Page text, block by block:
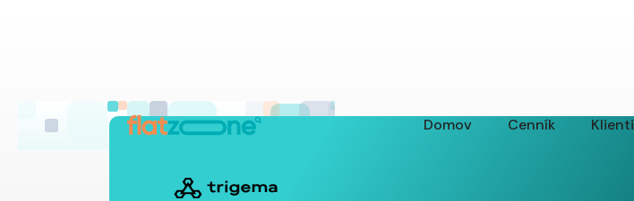
Domov Cenník Klienti